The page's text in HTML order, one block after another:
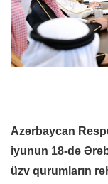
Azərbaycan
iyunun 18-də
üzv qurumların